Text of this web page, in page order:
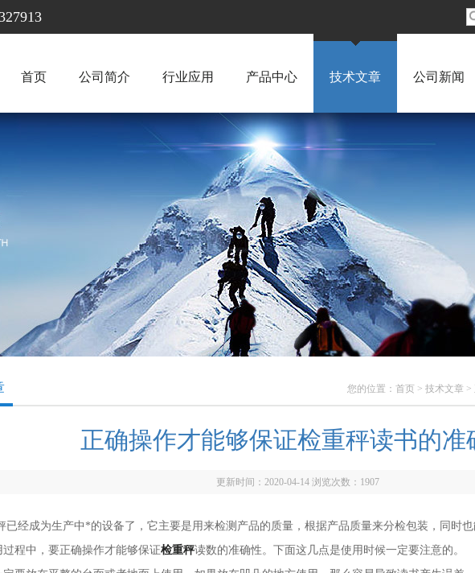
首页 公司简介 行业应用 产品中心 技术文章 公司新闻
您的位置： 首页 > 技术文章 >
正确操作才能够保证检重秤读书的准
更新时间：2020-04-14 浏览次数： 1907
成为生产中*的设备了，它主要是用来检测产品的质量，根据产品质量来分检包装，同时也
中，要正确操作才能够保证检重秤读数的准确性。下面这几点是使用时候一定要注意的。